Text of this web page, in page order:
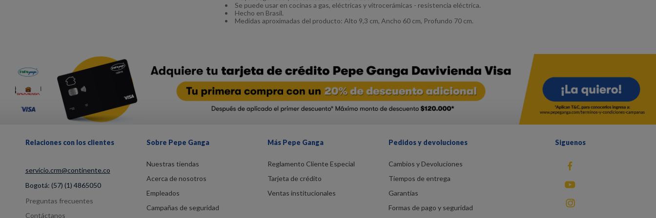
Se puede usar en cocinas a gas, eléctricas y vitrocerámicas - resistencia eléctrica.
Hecho en Brasil.
Medidas aproximadas del producto: Alto 9,3 cm, Ancho 60 cm, Profundo 70 cm.
Relaciones con los clientes
servicio.crm@continente.co
Bogotá: (57) (1) 4865050
Preguntas frecuentes
Contáctanos
Sobre Pepe Ganga
Nuestras tiendas
Acerca de nosotros
Empleados
Campañas de seguridad
Más Pepe Ganga
Reglamento Cliente Especial
Tarjeta de crédito
Ventas institucionales
Pedidos y devoluciones
Cambios y Devoluciones
Tiempos de entrega
Garantías
Formas de pago y seguridad
Siguenos
fb
You Tube
instagram